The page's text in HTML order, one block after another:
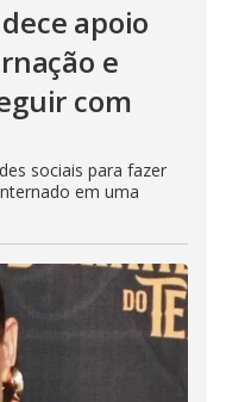
apoio
e
com
sociais para fazer
em uma